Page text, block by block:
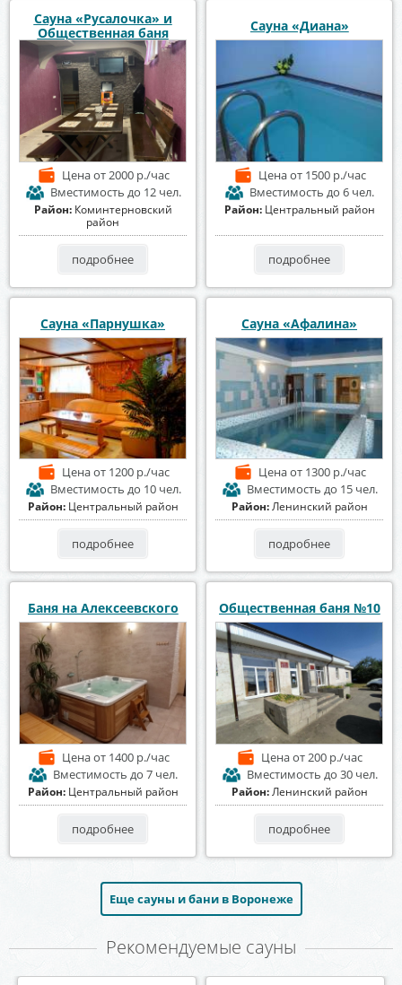
Сауна «Русалочка» и
Общественная баня
Ценаот 2000 р./час
Вместимость до 12 чел.
Район: Коминтерновский
район
подробнее
Сауна «Диана»
Ценаот 1500 р./час
Вместимость до 6 чел.
Район: Центральный район
подробнее
Сауна «Парнушка»
Ценаот 1200 р./час
Вместимость до 10 чел.
Район: Центральный район
подробнее
Сауна «Афалина»
Ценаот 1300 р./час
Вместимость до 15 чел.
Район:Ленинский район
подробнее
Баня на Алексеевского
Ценаот 1400 р./час
Вместимость до 7 чел.
Район: Центральный район
подробнее
Общественная баня №10
Ценаот 200 р./час
Вместимость до 30 чел.
Район:Ленинский район
подробнее
Еще сауны и бани в Воронеже
Рекомендуемые сауны